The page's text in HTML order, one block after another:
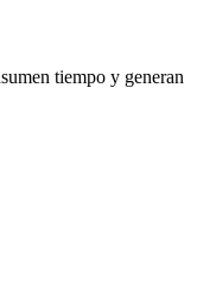
tiempo y generan